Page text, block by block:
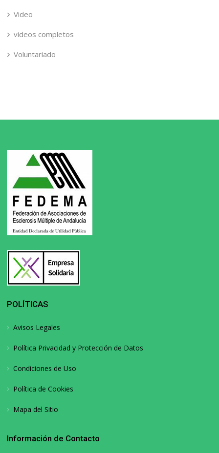
Video
videos completos
Voluntariado
POLÍTICAS
Avisos Legales
Política Privacidad y Protección de Datos
Condiciones de Uso
Política de Cookies
Mapa del Sitio
Información de Contacto